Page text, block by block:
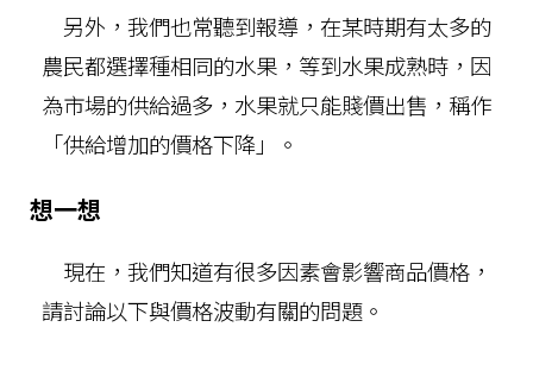
另外，我們也常聽到報導，在某時期有太多的
農民都選擇種相同的水果，等到水果成熟時，因
為市場的供給過多，水果就只能賤價出售，稱作
「供給增加的價格下降」。
想一想
現在，我們知道有很多因素會影響商品價格，
請討論以下與價格波動有關的問題。